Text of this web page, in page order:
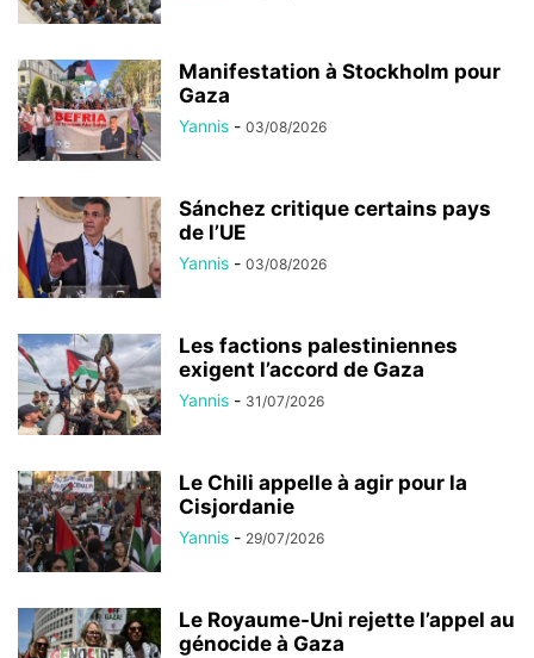
Manifestation à Stockholm pour
Gaza
Yannis - 03/08/2026
Sánchez critique certains pays
de l’UE
Yannis - 03/08/2026
Les factions palestiniennes
exigent l’accord de Gaza
Yannis - 31/07/2026
Le Chili appelle à agir pour la
Cisjordanie
Yannis - 29/07/2026
Le Royaume-Uni rejette l’appel au
génocide à Gaza